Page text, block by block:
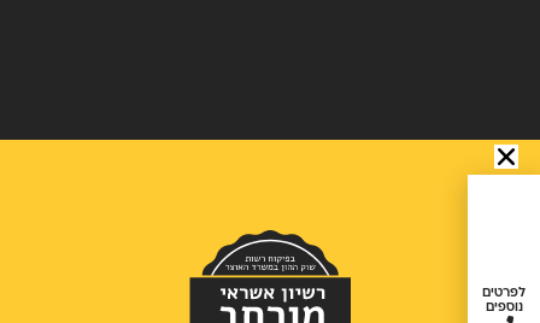
לפרטים
נוספים